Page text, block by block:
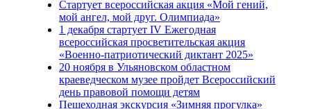
Стартует всероссийская акция «Мой гений,
мой ангел, мой друг. Олимпиада»
1 декабря стартует IV Ежегодная
всероссийская просветительская акция
«Военно-патриотический диктант 2025»
20 ноября в Ульяновском областном
краеведческом музее пройдет Всероссийский
день правовой помощи детям
Пешеходная экскурсия «Зимняя прогулка»